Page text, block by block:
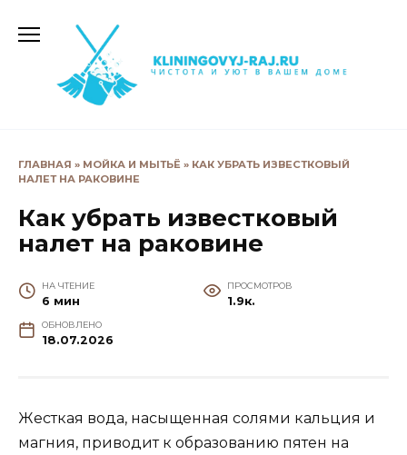
содержанию
ГЛАВНАЯ » МОЙКА И МЫТЬЁ » КАК УБРАТЬ ИЗВЕСТКОВЫЙ
НАЛЕТ НА РАКОВИНЕ
Как убрать известковый
налет на раковине
НА ЧТЕНИЕ
6 мин
ПРОСМОТРОВ
1.9к.
ОБНОВЛЕНО
18.07.2026
Жесткая вода, насыщенная солями кальция и
магния, приводит к образованию пятен на